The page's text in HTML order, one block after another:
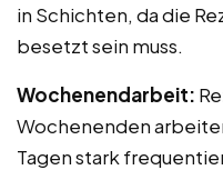
in Schichten, da die
besetzt sein muss.
Wochenendarbeit:
Wochenenden
Tagen stark